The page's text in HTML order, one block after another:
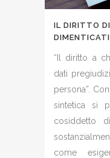
IL DIRITTO DI
DIMENTICATI
“Il diritto a
dati
persona”.
sintetica si
cosiddetto
come